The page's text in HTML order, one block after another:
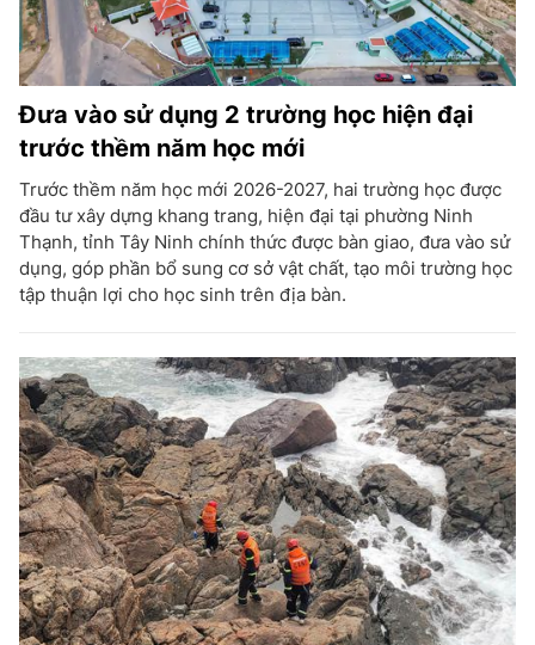
Đưa vào sử dụng 2 trường học hiện đại
trước thềm năm học mới
Trước thềm năm học mới 2026-2027, hai trường học được
đầu tư xây dựng khang trang, hiện đại tại phường Ninh
Thạnh, tỉnh Tây Ninh chính thức được bàn giao, đưa vào sử
dụng, góp phần bổ sung cơ sở vật chất, tạo môi trường học
tập thuận lợi cho học sinh trên địa bàn.